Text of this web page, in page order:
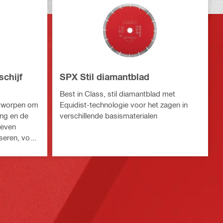
om
en de
voor
SPX Stil diamantblad
Best in Class, stil diamantblad met
Equidist-technologie voor het zagen in
verschillende basismaterialen